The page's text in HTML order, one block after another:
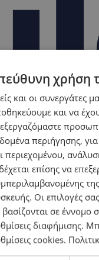
ταξί
χρήση
και οι συνεργάτες
και να
περιήγησης,
περιεχομένου,
επίσης να
Οι επιλογές
σε έννομο
διαφήμισης.
cookies.